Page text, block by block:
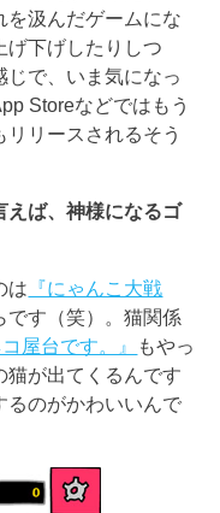
を汲んだゲームにな
げ下げしたりしつ
で、いま気になっ
Storeなどではもう
リースされるそう
ば、神様になるゴ
は 『にゃんこ大戦
です（笑）。猫関係
屋台です。』
もやっ
猫が出てくるんです
るのがかわいいんで